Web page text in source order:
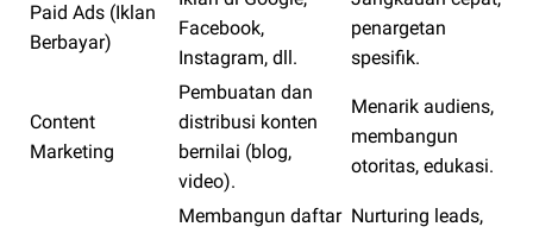
Paid Ads (Iklan
Berbayar)
Facebook,
Instagram, dll.
penargetan
spesifik.
Content
Marketing
Pembuatan dan
distribusi konten
bernilai (blog,
video).
Menarik audiens,
membangun
otoritas, edukasi.
Membangun daftar Nurturing leads,